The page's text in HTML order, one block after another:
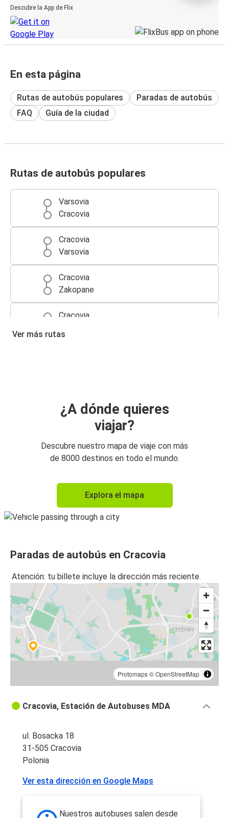
Descubre la App de Flix
En esta página
Rutas de autobús populares
Paradas de autobús
FAQ
Guía de la ciudad
Rutas de autobús populares
Varsovia
Cracovia
Cracovia
Varsovia
Cracovia
Zakopane
Cracovia
Cracovia
Cracovia
Katowice
Cracovia
Praga
Przemyśl
Cracovia
Cracovia
Katowice
Lviv
Cracovia
Cracovia
Lviv
Cracovia
Cracovia
Ver más rutas
¿A dónde quieres
viajar?
Descubre nuestro mapa de viaje con más
de 8000 destinos en todo el mundo.
Explora el mapa
Paradas de autobús en Cracovia
Atención: tu billete incluye la dirección más reciente.
Protomaps©OpenStreetMap
Cracovia, Estación de Autobuses MDA
ul. Bosacka 18
31-505 Cracovia
Polonia
Ver esta dirección en Google Maps
Nuestros autobuses salen desde